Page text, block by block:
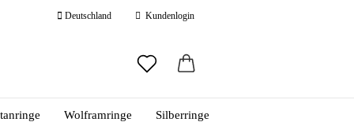
Deutschland Kundenlogin
Wolframringe Silberringe